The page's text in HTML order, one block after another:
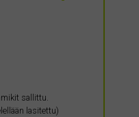
sallittu.
lasitettu)